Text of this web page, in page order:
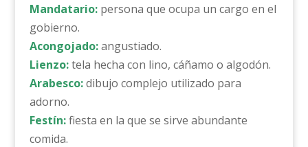
Mandatario:persona que ocupa un cargo en el
gobierno.
Acongojado:angustiado.
Lienzo:tela hecha con lino, cáñamo o algodón.
Arabesco:dibujo complejo utilizado para
adorno.
Festín:fiesta en la que se sirve abundante
comida.